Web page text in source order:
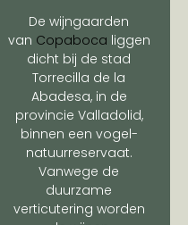
De wijngaarden
van Copaboca liggen
dicht bij de stad
Torrecilla de la
Abadesa, in de
provincie Valladolid,
binnen een vogel-
natuurreservaat.
Vanwege de
duurzame
verticutering worden